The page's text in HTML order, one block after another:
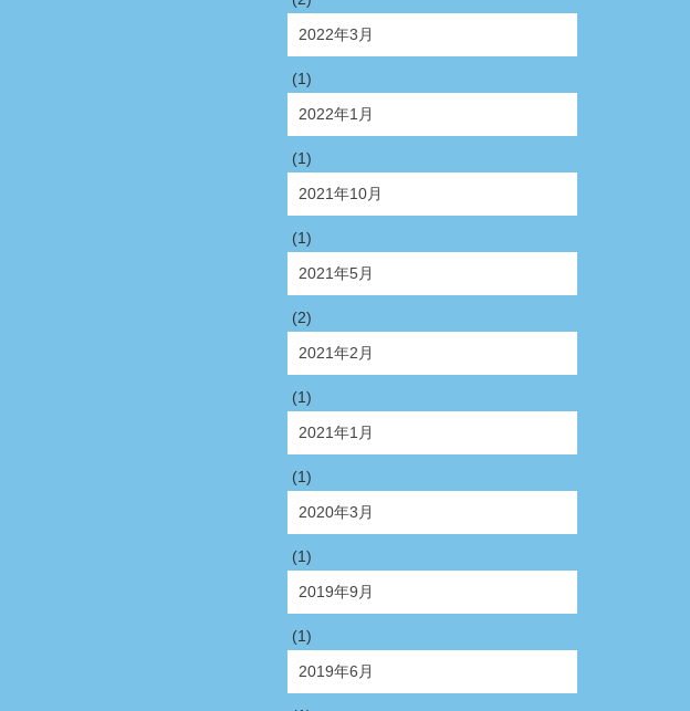
2022年3月
(1)
2022年1月
(1)
2021年10月
(1)
2021年5月
(2)
2021年2月
(1)
2021年1月
(1)
2020年3月
(1)
2019年9月
(1)
2019年6月